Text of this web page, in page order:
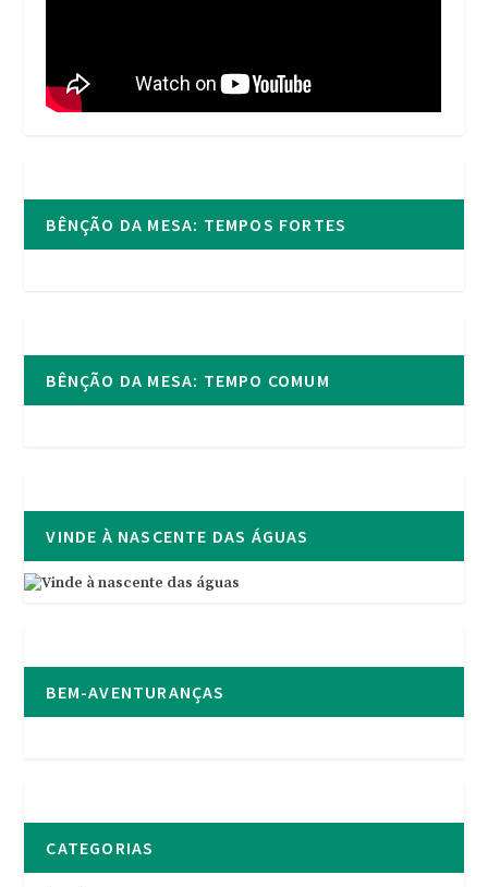
BÊNÇÃO DA MESA: TEMPOS FORTES
BÊNÇÃO DA MESA: TEMPO COMUM
VINDE À NASCENTE DAS ÁGUAS
BEM-AVENTURANÇAS
CATEGORIAS